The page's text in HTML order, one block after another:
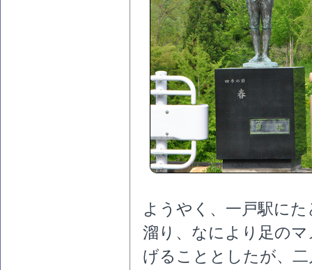
ようやく、一戸駅に
溜り、なにより足の
げることとしたが、